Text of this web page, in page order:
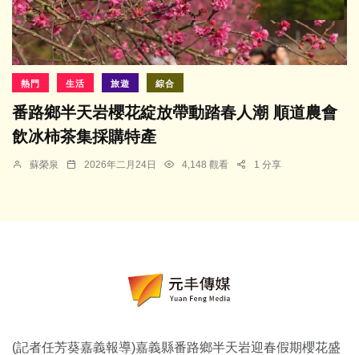
熱門 生活 旅遊 綜合
番路鄉半天岩櫻花綻放帶動踏春人潮 順道農會
飲冰柿茶集採購特產
蘇榮泉 2026年二月24日 4,148 觀看 1 分享
(記者任芳葵嘉義報導)嘉義縣番路鄉半天岩迎春假期櫻花盛